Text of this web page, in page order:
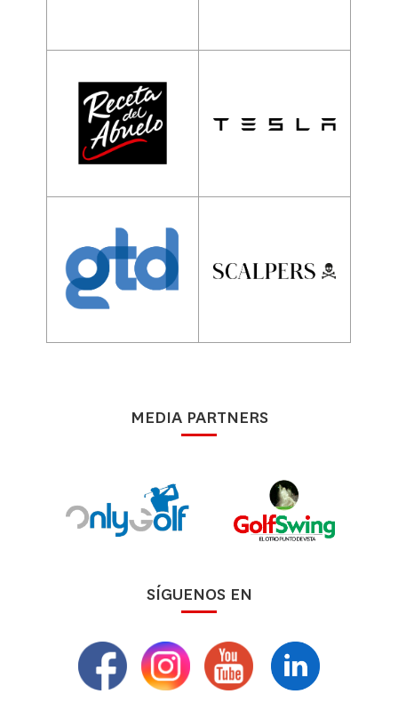
MEDIA PARTNERS
SÍGUENOS EN